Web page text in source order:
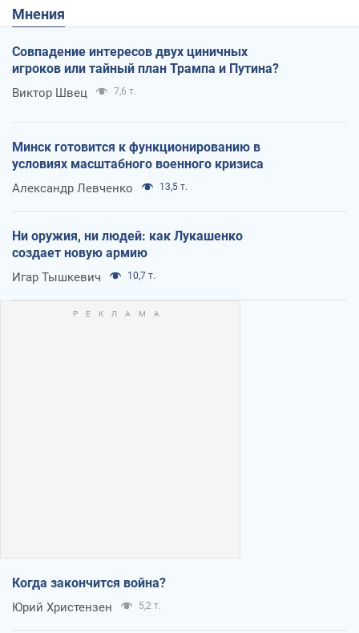
Мнения
Совпадение интересов двух циничных
игроков или тайный план Трампа и Путина?
Виктор Швец 7,6 т.
Минск готовится к функционированию в
условиях масштабного военного кризиса
Александр Левченко 13,5 т.
Ни оружия, ни людей: как Лукашенко
создает новую армию
Игар Тышкевич 10,7 т.
Когда закончится война?
Юрий Христензен 5,2 т.